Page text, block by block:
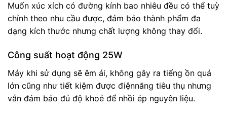
Muốn xúc xích có đường kính bao nhiêu đều có thể tuỳ
chỉnh theo nhu cầu được, đảm bảo thành phẩm đa
dạng kích thước nhưng chất lượng không thay đổi.
Công suất hoạt động 25W
Máy khi sử dụng sẽ êm ái, không gây ra tiếng ồn quá
lớn cũng như tiết kiệm được điệnnăng tiêu thụ nhưng
vẫn đảm bảo đủ độ khoẻ để nhồi ép nguyên liệu.